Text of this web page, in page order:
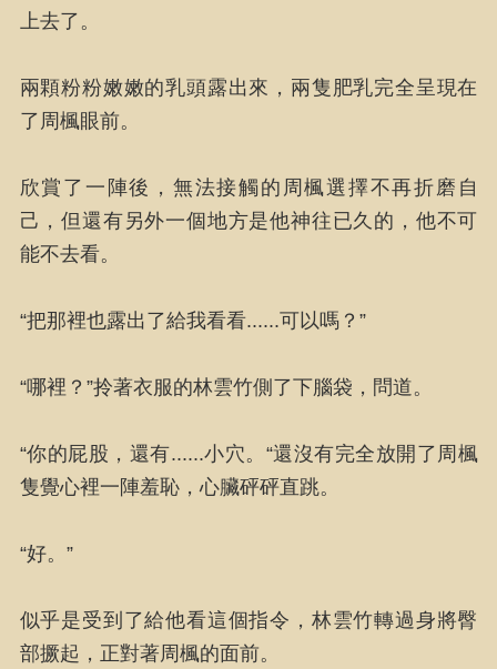
上去了。
兩顆粉粉嫩嫩的乳頭露出來，兩隻肥乳完全呈現在
了周楓眼前。
欣賞了一陣後，無法接觸的周楓選擇不再折磨自
己，但還有另外一個地方是他神往已久的，他不可
能不去看。
“把那裡也露出了給我看看......可以嗎？”
“哪裡？”拎著衣服的林雲竹側了下腦袋，問道。
“你的屁股，還有......小穴。“還沒有完全放開了周楓
隻覺心裡一陣羞恥，心臟砰砰直跳。
“好。”
似乎是受到了給他看這個指令，林雲竹轉過身將臀
部撅起，正對著周楓的面前。